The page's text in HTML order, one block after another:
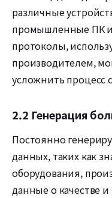
различные
промышленные ПК
протоколы,
производителем,
усложнить процесс
2.2 Генерация
Постоянно
данных, таких как
оборудования,
данные о качестве